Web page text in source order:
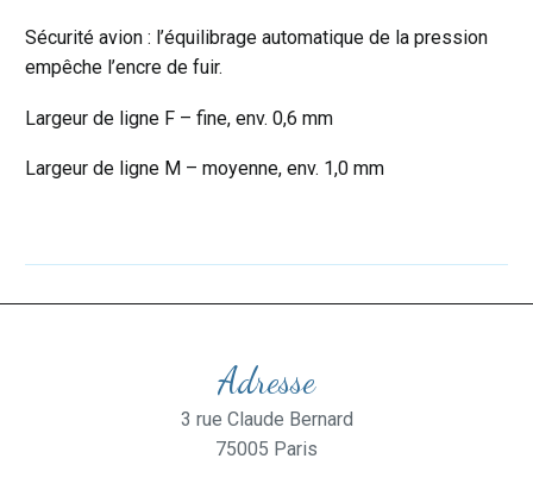
Sécurité avion : l’équilibrage automatique de la pression
empêche l’encre de fuir.
Largeur de ligne F – fine, env. 0,6 mm
Largeur de ligne M – moyenne, env. 1,0 mm
Adresse
3 rue Claude Bernard
75005 Paris